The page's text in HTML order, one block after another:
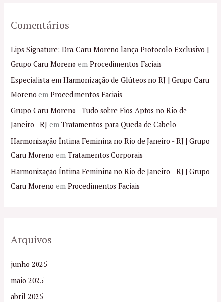
Comentários
Lips Signature: Dra. Caru Moreno lança Protocolo Exclusivo |
Grupo Caru Moreno emProcedimentos Faciais
Especialista em Harmonização de Glúteos no RJ | Grupo Caru
Moreno emProcedimentos Faciais
Grupo Caru Moreno - Tudo sobre Fios Aptos no Rio de
Janeiro - RJ emTratamentos para Queda de Cabelo
Harmonização Íntima Feminina no Rio de Janeiro - RJ | Grupo
Caru Moreno emTratamentos Corporais
Harmonização Íntima Feminina no Rio de Janeiro - RJ | Grupo
Caru Moreno emProcedimentos Faciais
Arquivos
junho 2025
maio 2025
abril 2025